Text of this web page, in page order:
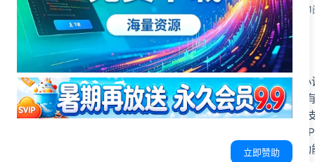
2026-05-31
源码简介
价值980的uniapp小
1、三端合一：系统
2、支付渠道丰富：
3、开源无限：代码
4、会员阅读/月票功
立即赞助